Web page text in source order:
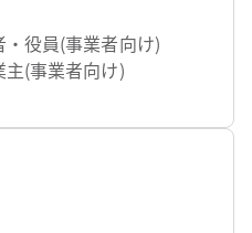
・役員(事業者向け)
(事業者向け)